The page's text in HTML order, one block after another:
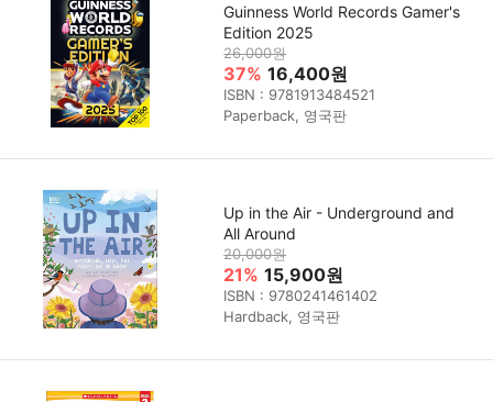
Guinness World Records Gamer's
Edition 2025
26,000원
37% 16,400원
ISBN : 9781913484521
Paperback, 영국판
Up in the Air - Underground and
All Around
20,000원
21% 15,900원
ISBN : 9780241461402
Hardback, 영국판